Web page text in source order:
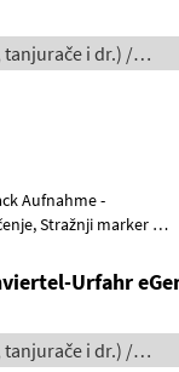
i dr.) /
Stražnji marker za
Urfahr
i dr.) /